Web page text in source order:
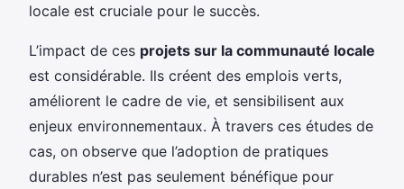
locale est cruciale pour le succès.
L’impact de ces projets sur la communauté locale
est considérable. Ils créent des emplois verts,
améliorent le cadre de vie, et sensibilisent aux
enjeux environnementaux. À travers ces études de
cas, on observe que l’adoption de pratiques
durables n’est pas seulement bénéfique pour